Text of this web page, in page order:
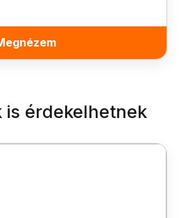
is érdekelhetnek